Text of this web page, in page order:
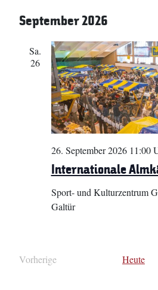
September 2026
Sa.
26
Internationale
26. September 2026 11:00
Sport- und Kulturzentrum
Galtür
Vorherige
Heute